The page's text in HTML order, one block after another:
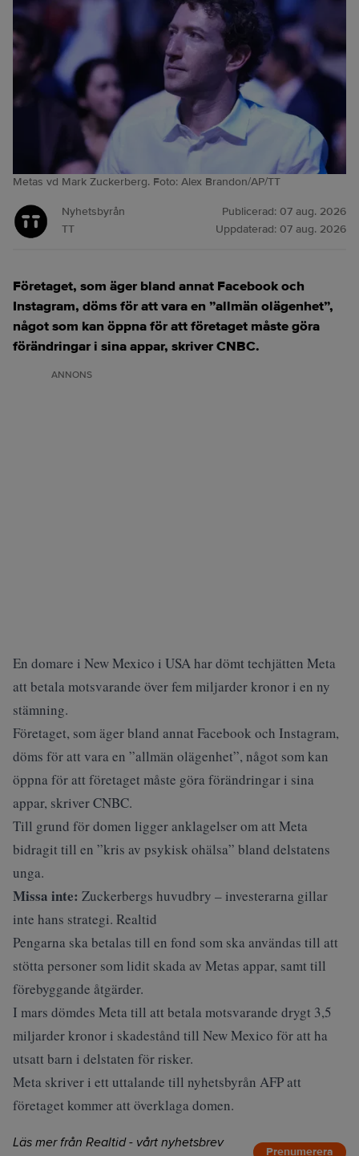
Metas vd Mark Zuckerberg. Foto: Alex Brandon/AP/TT
Nyhetsbyrån
TT
Publicerad: 07 aug. 2026
Uppdaterad: 07 aug. 2026
Företaget, som äger bland annat Facebook och
Instagram, döms för att vara en ”allmän olägenhet”,
något som kan öppna för att företaget måste göra
förändringar i sina appar, skriver CNBC.
ANNONS
En domare i New Mexico i USA har dömt techjätten Meta
att betala motsvarande över fem miljarder kronor i en ny
stämning.
Företaget, som äger bland annat Facebook och Instagram,
döms för att vara en ”allmän olägenhet”, något som kan
öppna för att företaget måste göra förändringar i sina
appar, skriver CNBC.
Till grund för domen ligger anklagelser om att Meta
bidragit till en ”kris av psykisk ohälsa” bland delstatens
unga.
Missa inte: Zuckerbergs huvudbry – investerarna gillar
inte hans strategi. Realtid
Pengarna ska betalas till en fond som ska användas till att
stötta personer som lidit skada av Metas appar, samt till
förebyggande åtgärder.
I mars dömdes Meta till att betala motsvarande drygt 3,5
miljarder kronor i skadestånd till New Mexico för att ha
utsatt barn i delstaten för risker.
Meta skriver i ett uttalande till nyhetsbyrån AFP att
företaget kommer att överklaga domen.
Läs mer från Realtid - vårt nyhetsbrev
Prenumerera